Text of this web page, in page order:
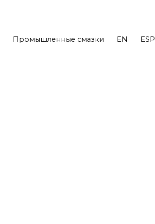
Промышленные смазки EN ESP